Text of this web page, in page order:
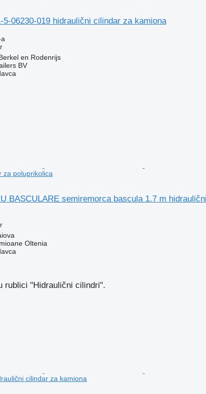
5-06230-019 hidraulični cilindar za kamiona
en Rodenrijs
BV
za poluprikolica
BASCULARE semiremorca bascula 1.7 m
Oltenia
rublici "Hidraulični cilindri".
cilindar za kamiona